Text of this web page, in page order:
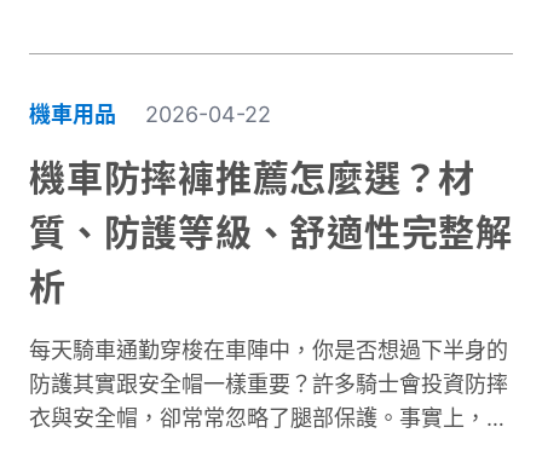
機車用品 2026-04-22
機車防摔褲推薦怎麼選？材
質、防護等級、舒適性完整解
析
每天騎車通勤穿梭在車陣中，你是否想過下半身的
防護其實跟安全帽一樣重要？許多騎士會投資防摔
衣與安全帽，卻常常忽略了腿部保護。事實上，大